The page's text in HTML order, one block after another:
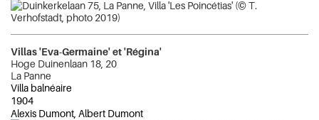
Villas 'Eva-Germaine' et 'Régina'
Hoge Duinenlaan 18, 20
La Panne
Villa balnéaire
1904
Alexis Dumont, Albert Dumont